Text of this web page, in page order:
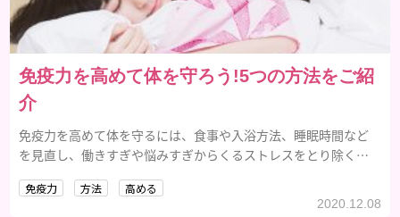
免疫力を高めて体を守ろう!5つの方法をご紹
介
免疫力を高めて体を守るには、食事や入浴方法、睡眠時間など
を見直し、働きすぎや悩みすぎからくるストレスをとり除くこ
免疫力 方法 高める
2020.12.08